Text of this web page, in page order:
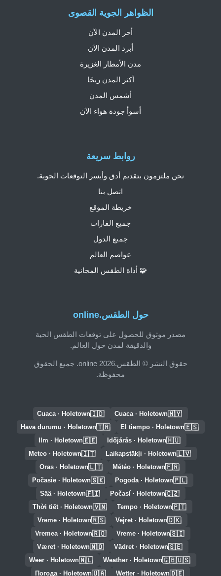
حول الطقس.online
مصدر موثوق للحصول على توقعات الطقس الحية
والدقيقة لمدن حول العالم.
حقوق النشر © الطقس.online 2026. جميع الحقوق
محفوظة.
روابط سريعة
نحن ملتزمون بتقديم أدق وأيسر التوقعات الجوية.
اتصل بنا
خريطة الموقع
جميع القارات
جميع الدول
عواصم العالم
🧩 أداة الطقس المجانية
الظواهر الجوية القصوى
أحر المدن الآن
أبرد المدن الآن
مدن الأمطار الغزيرة
أكثر المدن ريحًا
أشمس المدن
أسوأ جودة هواء الآن
🇲🇾
Cuaca · Holetown
🇮🇩
Cuaca · Holetown
🇪🇸
El tiempo · Holetown
🇹🇷
Hava durumu · Holetown
🇭🇺
Időjárás · Holetown
🇪🇪
Ilm · Holetown
🇱🇻
Laikapstākļi · Holetown
🇮🇹
Meteo · Holetown
🇫🇷
Météo · Holetown
🇱🇹
Oras · Holetown
🇵🇱
Pogoda · Holetown
🇸🇰
Počasie · Holetown
🇨🇿
Počasí · Holetown
🇫🇮
Sää · Holetown
🇵🇹
Tempo · Holetown
🇻🇳
Thời tiết · Holetown
🇩🇰
Vejret · Holetown
🇷🇸
Vreme · Holetown
🇸🇮
Vreme · Holetown
🇷🇴
Vremea · Holetown
🇸🇪
Vädret · Holetown
🇳🇴
Været · Holetown
🇬🇧🇺🇸
Weather · Holetown
🇳🇱
Weer · Holetown
🇩🇪
Wetter · Holetown
🇺🇦
Погода · Holetown